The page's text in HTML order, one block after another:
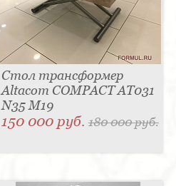
Стол трансформер
Altacom COMPACT AT031
N35 M19
150 000 руб. 180 000 руб.